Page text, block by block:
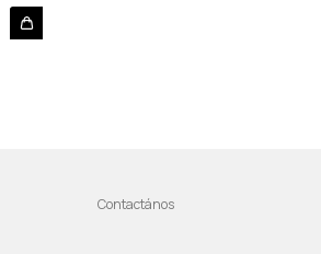
Contactános